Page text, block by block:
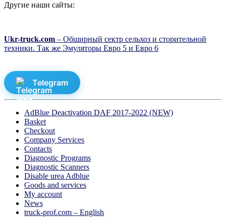
Другие наши сайты:
Ukr-truck.com – Обширный сектр сельхоз и сторительной
техники. Так же Эмуляторы Евро 5 и Евро 6
Telegram
AdBlue Deactivation DAF 2017-2022 (NEW)
Basket
Checkout
Company Services
Contacts
Diagnostic Programs
Diagnostic Scanners
Disable urea Adblue
Goods and services
My account
News
truck-prof.com – English